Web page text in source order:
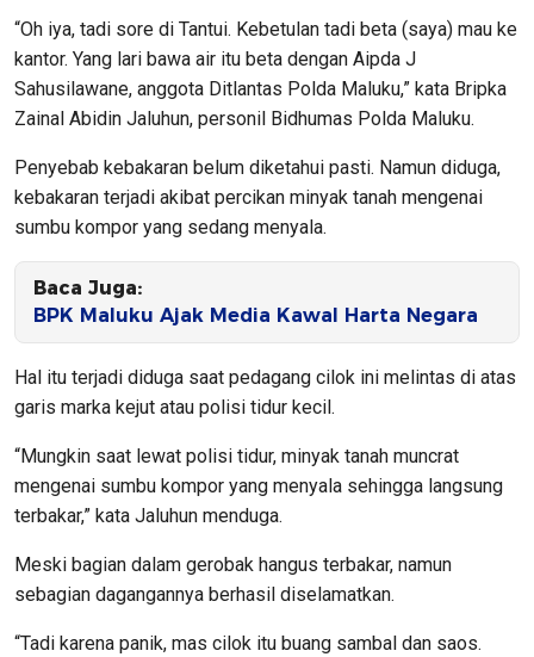
“Oh iya, tadi sore di Tantui. Kebetulan tadi beta (saya) mau ke
kantor. Yang lari bawa air itu beta dengan Aipda J
Sahusilawane, anggota Ditlantas Polda Maluku,” kata Bripka
Zainal Abidin Jaluhun, personil Bidhumas Polda Maluku.
Penyebab kebakaran belum diketahui pasti. Namun diduga,
kebakaran terjadi akibat percikan minyak tanah mengenai
sumbu kompor yang sedang menyala.
Baca Juga:
BPK Maluku Ajak Media Kawal Harta Negara
Hal itu terjadi diduga saat pedagang cilok ini melintas di atas
garis marka kejut atau polisi tidur kecil.
“Mungkin saat lewat polisi tidur, minyak tanah muncrat
mengenai sumbu kompor yang menyala sehingga langsung
terbakar,” kata Jaluhun menduga.
Meski bagian dalam gerobak hangus terbakar, namun
sebagian dagangannya berhasil diselamatkan.
“Tadi karena panik, mas cilok itu buang sambal dan saos.